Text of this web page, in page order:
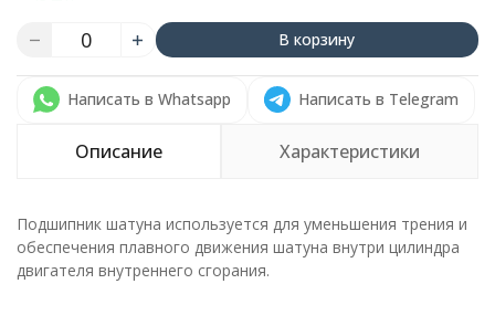
В корзину
Написать в Whatsapp Написать в Telegram
Описание Характеристики
Подшипник шатуна используется для уменьшения трения и
обеспечения плавного движения шатуна внутри цилиндра
двигателя внутреннего сгорания.